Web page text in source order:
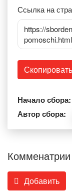
Ссылка на
https://
pomoschi.html
Скопировать
Начало сбора:
Автор сбора:
Добавить